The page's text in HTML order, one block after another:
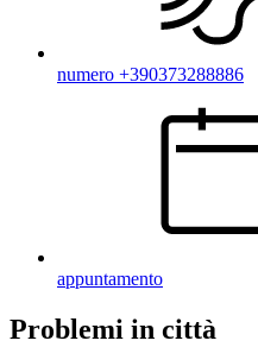
numero +390373288886
appuntamento
Problemi in città